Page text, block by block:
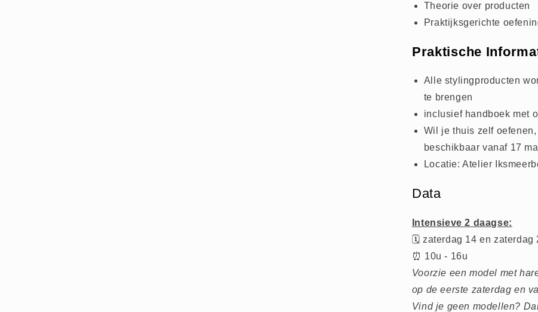
Theorie over producten
Praktijksgerichte
Praktische
Alle stylingproducten
te brengen
inclusief handboek met
Wil je thuis zelf
beschikbaar vanaf 17
Locatie: Atelier
Data
Intensieve 2 daagse:
🗓️ zaterdag 14 en zaterdag
⏰ 10u - 16u
Voorzie een model met
op de eerste zaterdag en
Vind je geen modellen?